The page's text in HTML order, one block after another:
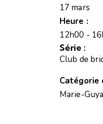
17 mars
Heure :
12h00 -
Série :
Club de
Catégorie
Marie-